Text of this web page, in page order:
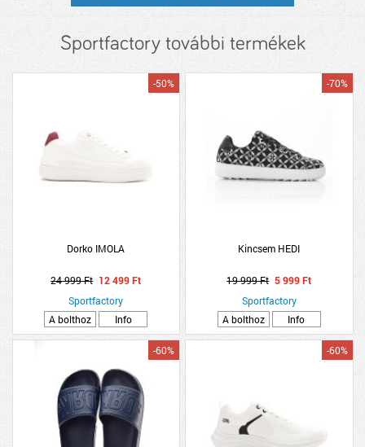
Sportfactory további termékek
Dorko IMOLA
-50%
24 999 Ft 12 499 Ft
Sportfactory
A bolthoz
Info
Kincsem HEDI
-70%
19 999 Ft 5 999 Ft
Sportfactory
A bolthoz
Info
-60% -60%